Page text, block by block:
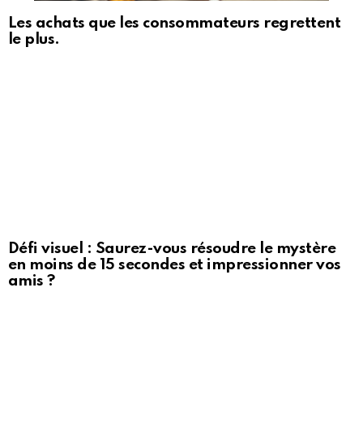
Les achats que les consommateurs regrettent
le plus.
Défi visuel : Saurez-vous résoudre le mystère
en moins de 15 secondes et impressionner vos
amis ?